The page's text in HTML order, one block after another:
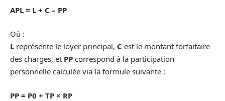
APL = L + C – PP
Où :
L représente le loyer principal, C est le montant forfaitaire
des charges, et PP correspond à la participation
personnelle calculée via la formule suivante :
PP = P0 + TP × RP